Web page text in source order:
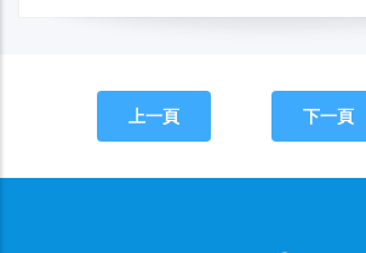
上一頁 下一頁